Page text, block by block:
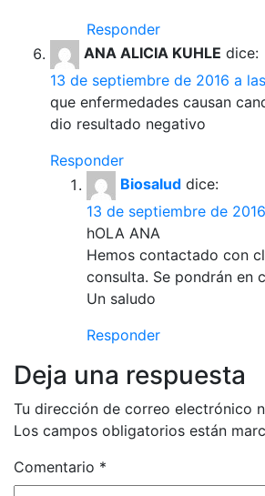
Responder
ANA ALICIA KUHLE dice:
13 de septiembre de 2016 a
que enfermedades causan
dio resultado negativo
Responder
Biosalud dice:
13 de septiembre de
hOLA ANA
Hemos contactado con
consulta. Se pondrán en
Un saludo
Responder
Deja una respuesta
Tu dirección de correo electrónico
Los campos obligatorios están
Comentario *